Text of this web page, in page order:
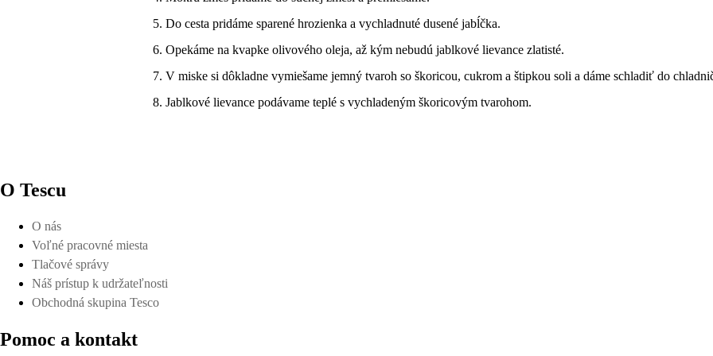
Do cesta pridáme sparené hrozienka a vychladnuté dusené jabĺčka.
Opekáme na kvapke olivového oleja, až kým nebudú jablkové lievance zlatisté.
V miske si dôkladne vymiešame jemný tvaroh so škoricou, cukrom a štipkou soli a dáme schladiť do
Jablkové lievance podávame teplé s vychladeným škoricovým tvarohom.
O Tescu
O nás
Voľné pracovné miesta
Tlačové správy
Náš prístup k udržateľnosti
Obchodná skupina Tesco
Pomoc a kontakt